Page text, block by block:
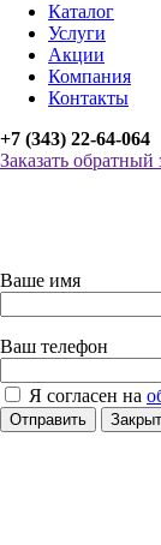
Каталог
Услуги
Акции
Компания
Контакты
+7 (343) 22-64-064
Заказать обратный
Ваше имя
Ваш телефон
Я согласен на
Отправить